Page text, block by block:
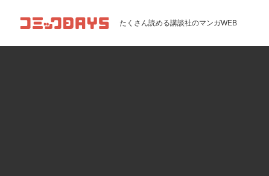
コミックDAYS たくさん読める講談社のマンガWEB